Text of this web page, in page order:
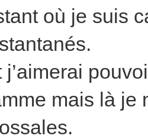
où je suis
j’aimerai
mais là je